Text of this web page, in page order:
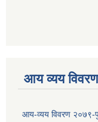
आय व्यय विवरण
आय-व्यय विवरण २०७९-